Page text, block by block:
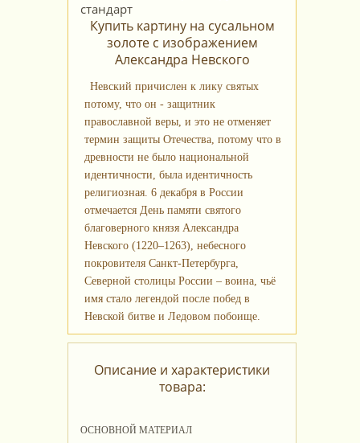
Купить картину на сусальном
золоте с изображением
Александра Невского
Невский причислен к лику святых
потому, что он - защитник
православной веры, и это не отменяет
термин защиты Отечества, потому что в
древности не было национальной
идентичности, была идентичность
религиозная. 6 декабря в России
отмечается День памяти святого
благоверного князя Александра
Невского (1220–1263), небесного
покровителя Санкт-Петербурга,
Северной столицы России – воина, чьё
имя стало легендой после побед в
Невской битве и Ледовом побоище.
Описание и характеристики
товара:
ОСНОВНОЙ МАТЕРИАЛ